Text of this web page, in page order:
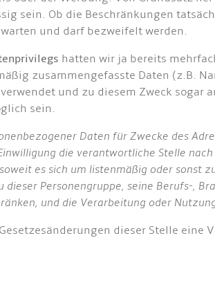
sein. Ob die Beschränkungen
und darf bezweifelt werden.
hatten wir ja bereits
zusammengefasste Daten (z.B.
und zu diesem Zweck sogar
sein.
Daten für Zwecke des
die verantwortliche Stelle
es sich um listenmäßig oder sonst
Personengruppe, seine Berufs-,
und die Verarbeitung oder
dieser Stelle